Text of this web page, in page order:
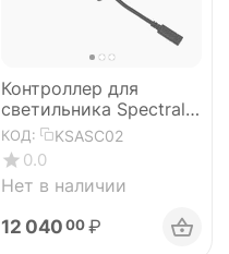
Контроллер для
светильника Spectral
Controller X
КОД: KSASC02
0.0
Нет в наличии
12 040 00 ₽